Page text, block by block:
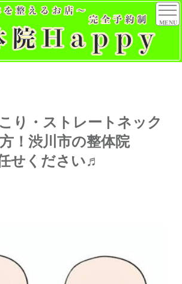
MENU
り・ストレートネック
！渋川市の整体院
せください♬